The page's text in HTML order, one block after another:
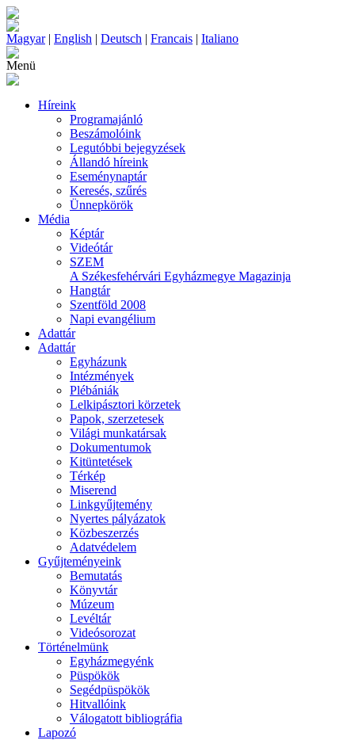
Magyar| English | Deutsch | Francais | Italiano
Menü
Híreink
Programajánló
Beszámolóink
Legutóbbi bejegyzések
Állandó híreink
Eseménynaptár
Keresés, szűrés
Ünnepkörök
Média
Képtár
Videótár
SZEM
A Székesfehérvári Egyházmegye Magazinja
Hangtár
Szentföld 2008
Napi evangélium
Adattár
Adattár
Egyházunk
Intézmények
Plébániák
Lelkipásztori körzetek
Papok, szerzetesek
Világi munkatársak
Dokumentumok
Kitüntetések
Térkép
Miserend
Linkgyűjtemény
Nyertes pályázatok
Közbeszerzés
Adatvédelem
Gyűjteményeink
Bemutatás
Könyvtár
Múzeum
Levéltár
Videósorozat
Történelmünk
Egyházmegyénk
Püspökök
Segédpüspökök
Hitvallóink
Válogatott bibliográfia
Lapozó